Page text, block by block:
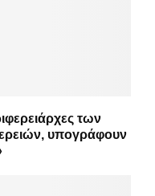
των
υπογράφουν